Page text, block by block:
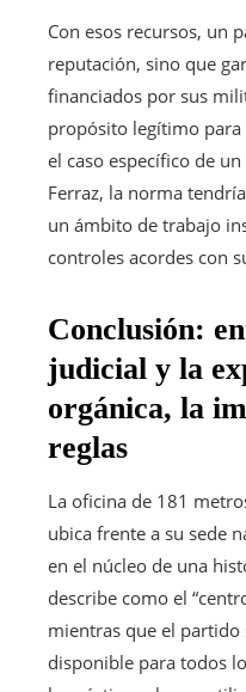
Con esos recursos, un
reputación, sino que
financiados por sus
propósito legítimo para
el caso específico de
Ferraz, la norma
un ámbito de trabajo
controles acordes con
Conclusión:
judicial y la
orgánica, la
reglas
La oficina de 181
ubica frente a su sede
en el núcleo de una
describe como el
mientras que el partido
disponible para todos